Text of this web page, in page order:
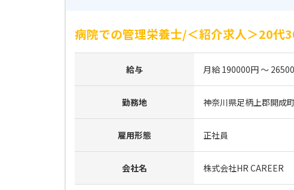
病院での管理栄養士/＜紹介求人＞20
給与 月給 190000円 ～
勤務地 神奈川県足柄上郡開成
雇用形態 正社員
会社名 株式会社HR CAREER